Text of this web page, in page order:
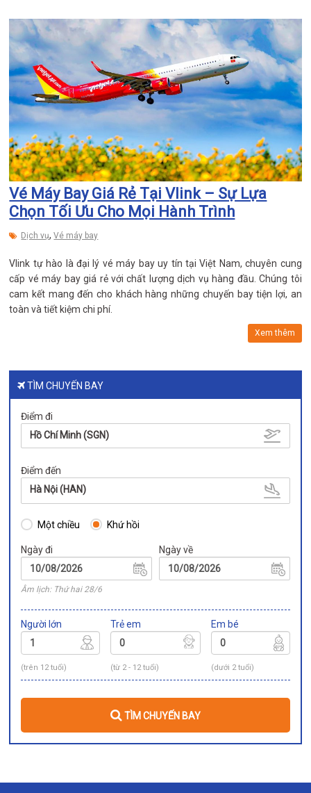
Vé Máy Bay Giá Rẻ Tại Vlink – Sự Lựa
Chọn Tối Ưu Cho Mọi Hành Trình
Dịch vụ,Vé máy bay
Vlink tự hào là đại lý vé máy bay uy tín tại Việt Nam, chuyên cung
cấp vé máy bay giá rẻ với chất lượng dịch vụ hàng đầu. Chúng tôi
cam kết mang đến cho khách hàng những chuyến bay tiện lợi, an
toàn và tiết kiệm chi phí.
Xem thêm
TÌM CHUYẾN BAY
Điểm đi
Hồ Chí Minh (SGN)
Điểm đến
Hà Nội (HAN)
Một chiều Khứ hồi
Ngày đi
Âm lịch: Thứ hai 28/6
Ngày về
Người lớn
(trên 12 tuổi)
Trẻ em
(từ 2 - 12 tuổi)
Em bé
(dưới 2 tuổi)
TÌM CHUYẾN BAY